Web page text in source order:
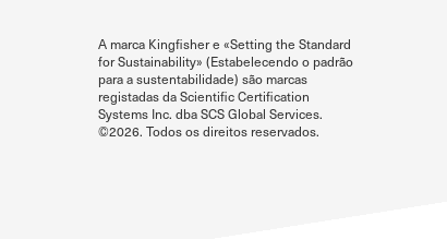
A marca Kingfisher e «Setting the Standard
for Sustainability» (Estabelecendo o padrão
para a sustentabilidade) são marcas
registadas da Scientific Certification
Systems Inc. dba SCS Global Services.
©2026. Todos os direitos reservados.